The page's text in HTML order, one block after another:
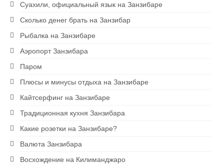
Суахили, официальный язык на Занзибаре
Сколько денег брать на Занзибар
Рыбалка на Занзибаре
Аэропорт Занзибара
Паром
Плюсы и минусы отдыха на Занзибаре
Кайтсерфинг на Занзибаре
Традиционная кухня Занзибара
Какие розетки на Занзибаре?
Валюта Занзибара
Восхождение на Килиманджаро